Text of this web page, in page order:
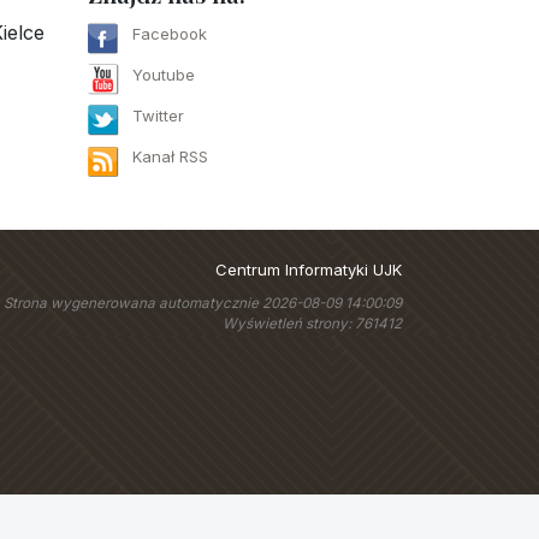
Facebook
Youtube
Twitter
Kanał RSS
Centrum Informatyki UJK
Strona wygenerowana automatycznie 2026-08-09 14:00:09
Wyświetleń strony: 761412